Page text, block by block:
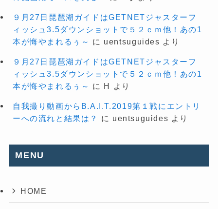
９月27日琵琶湖ガイドはGETNETジャスターフ
ィッシュ3.5ダウンショットで５２ｃｍ他！あの1
本が悔やまれるぅ～
に uentsuguides より
９月27日琵琶湖ガイドはGETNETジャスターフ
ィッシュ3.5ダウンショットで５２ｃｍ他！あの1
本が悔やまれるぅ～
に H より
自我撮り動画からB.A.I.T.2019第１戦にエントリ
ーへの流れと結果は？
に uentsuguides より
MENU
HOME